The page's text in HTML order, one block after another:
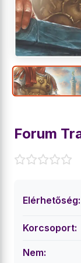
Forum
Elérhetőség:
Korcsoport:
Nem: